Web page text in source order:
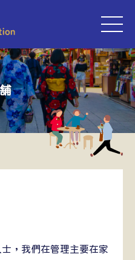
，我們在管理主要在家